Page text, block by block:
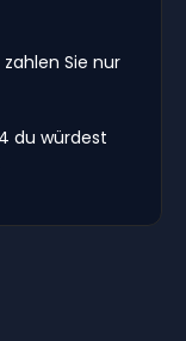
Sie nur
du würdest